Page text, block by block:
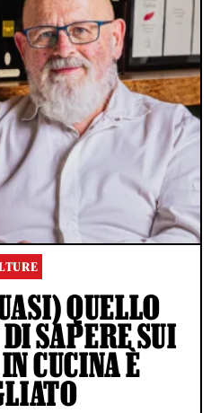
QUELLO
SAPERE SUI
CUCINA È